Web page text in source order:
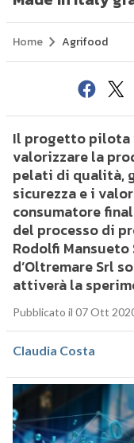
Home Agrifood
Il progetto pilota
valorizzare la
pelati di qualità,
sicurezza e i
consumatore
del processo di
Rodolfi
d’Oltremare Srl
attiverà la
Pubblicato il 07 Ott
Claudia Costa